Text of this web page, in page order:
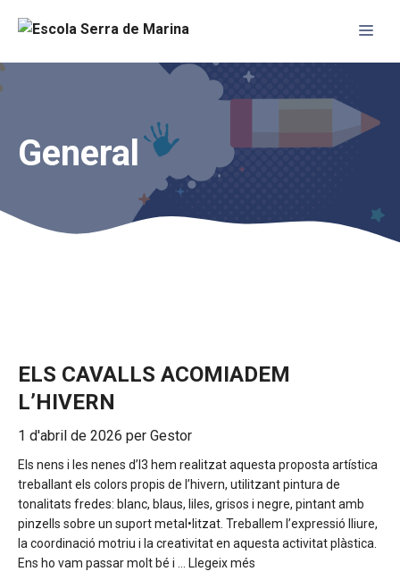
General
ELS CAVALLS ACOMIADEM
L’HIVERN
1 d'abril de 2026 per Gestor
Els nens i les nenes d’I3 hem realitzat aquesta proposta artística
treballant els colors propis de l’hivern, utilitzant pintura de
tonalitats fredes: blanc, blaus, liles, grisos i negre, pintant amb
pinzells sobre un suport metal•litzat. Treballem l’expressió lliure,
la coordinació motriu i la creativitat en aquesta activitat plàstica.
Ens ho vam passar molt bé i …
Llegeix més